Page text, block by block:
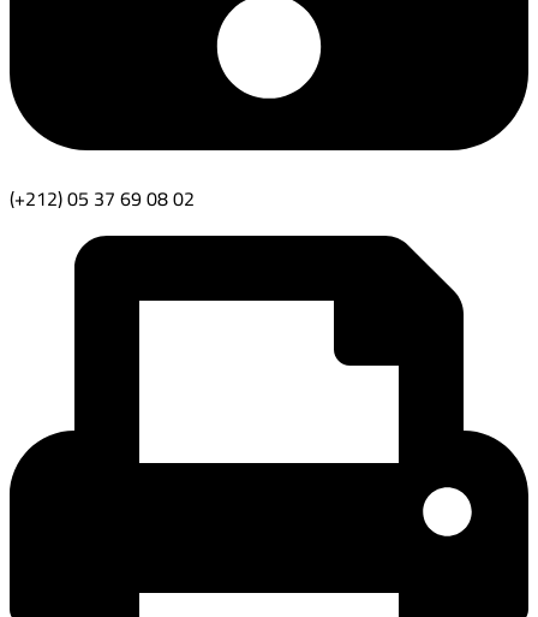
(+212) 05 37 69 08 02